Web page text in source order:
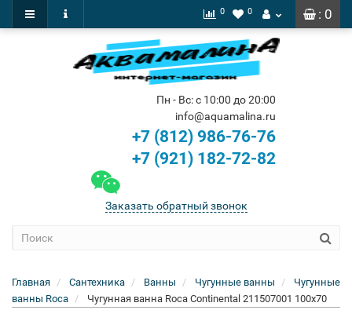
: 0
0 0
Пн - Вс: с 10:00 до 20:00
info@aquamalina.ru
+7 (812) 986-76-76
+7 (921) 182-72-82
Заказать обратный звонок
Главная Сантехника Ванны Чугунные ванны
Чугунные
ванны Roca
Чугунная ванна Roca Continental 211507001 100x70